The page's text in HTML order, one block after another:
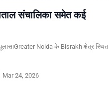
संचालिका समेत कई
Noida के Bisrakh क्षेत्र स्थित
Mar 24, 2026